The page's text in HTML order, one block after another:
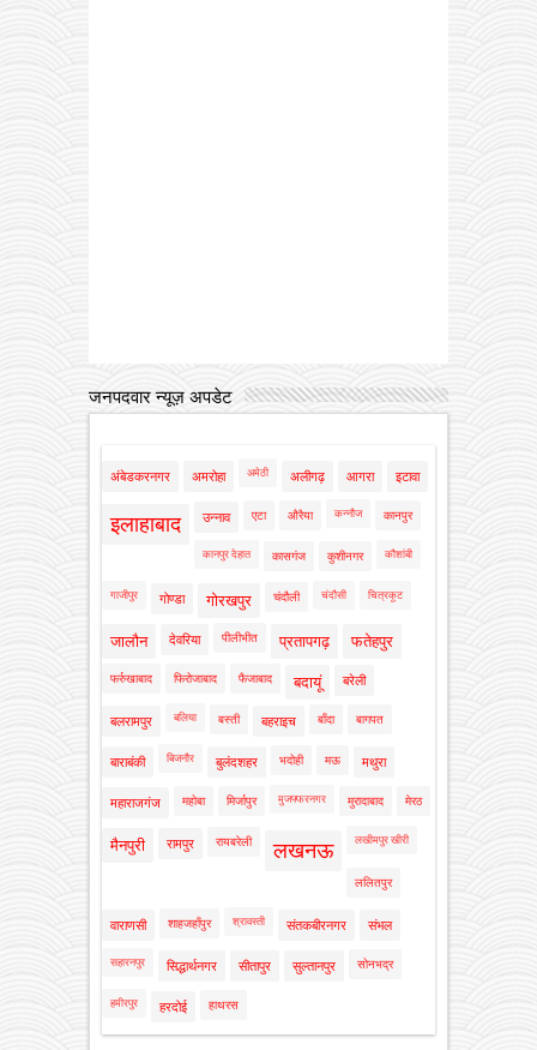
जनपदवार न्यूज़ अपडेट
अंबेडकरनगर अमरोहा अमेठी अलीगढ़ आगरा इटावा
इलाहाबाद उन्नाव एटा औरैया कन्नौज कानपुर
कानपुर देहात कासगंज कुशीनगर कौशांबी
गाजीपुर गोण्डा गोरखपुर चंदौली चंदौसी चित्रकूट
जालौन देवरिया पीलीभीत प्रतापगढ़ फतेहपुर
फर्रुखाबाद फिरोजाबाद फैजाबाद बदायूं बरेली
बलरामपुर बलिया बस्ती बहराइच बाँदा बागपत
बाराबंकी बिजनौर बुलंदशहर भदोही मऊ मथुरा
महाराजगंज महोबा मिर्जापुर मुजफ्फरनगर मुरादाबाद मेरठ
मैनपुरी रामपुर रायबरेली लखनऊ लखीमपुर खीरी
ललितपुर
वाराणसी शाहजहाँपुर श्रावस्ती संतकबीरनगर संभल
सहारनपुर सिद्धार्थनगर सीतापुर सुल्तानपुर सोनभद्र
हमीरपुर हरदोई हाथरस